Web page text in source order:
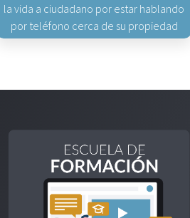
la vida a ciudadano por estar hablando
por teléfono cerca de su propiedad